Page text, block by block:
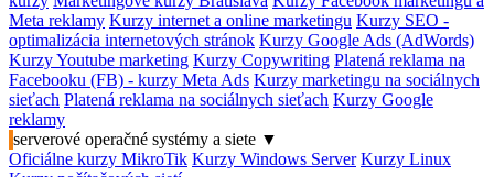
Meta reklamy Kurzy internet a online marketingu Kurzy SEO -
optimalizácia internetových stránok Kurzy Google Ads (AdWords)
Kurzy Youtube marketing Kurzy Copywriting Platená reklama na
Facebooku (FB) - kurzy Meta Ads Kurzy marketingu na sociálnych
sieťach Platená reklama na sociálnych sieťach Kurzy Google
reklamy
serverové operačné systémy a siete ▼
Oficiálne kurzy MikroTik Kurzy Windows Server Kurzy Linux